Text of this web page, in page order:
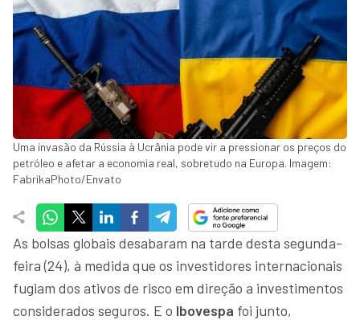
Uma invasão da Rússia à Ucrânia pode vir a pressionar os preços do
petróleo e afetar a economia real, sobretudo na Europa. Imagem:
FabrikaPhoto/Envato
As bolsas globais desabaram na tarde desta segunda-
feira (24), à medida que os investidores internacionais
fugiam dos ativos de risco em direção a investimentos
considerados seguros. E o Ibovespa foi junto,